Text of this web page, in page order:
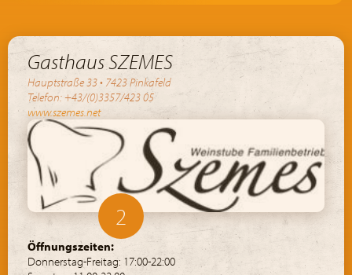
Gasthaus SZEMES
Hauptstraße 33 • 7423 Pinkafeld
Telefon: +43/(0)3357/423 05
www.szemes.net
2
Öffnungszeiten:
Donnerstag-Freitag: 17:00-22:00